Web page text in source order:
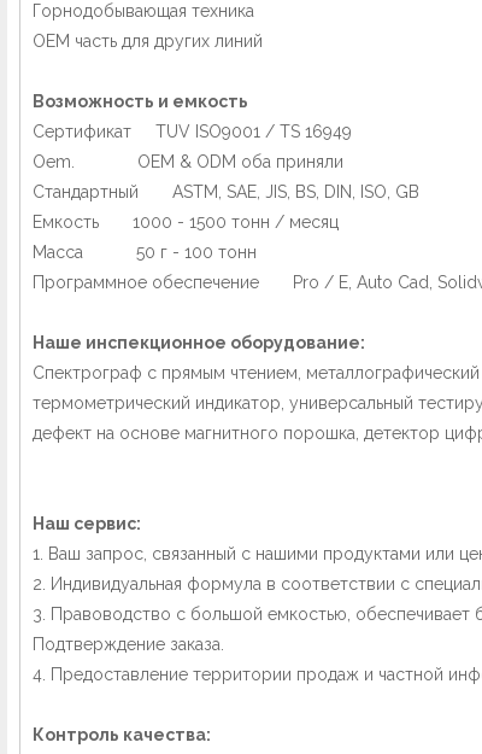
Горнодобывающая техника
OEM часть для других линий
Возможность и емкость
Сертификат TUV ISO9001 / TS 16949
Oem. OEM & ODM оба приняли
Стандартный ASTM, SAE, JIS, BS, DIN, ISO, GB
Емкость 1000 - 1500 тонн / месяц
Масса 50 г - 100 тонн
Программное обеспечение Pro / E, Auto Cad,
Наше инспекционное оборудование:
Спектрограф с прямым чтением,
термометрический индикатор, универсальный
дефект на основе магнитного порошка, детектор
Наш сервис:
1. Ваш запрос, связанный с нашими продуктами или
2. Индивидуальная формула в соответствии с
3. Правоводство с большой емкостью, обеспечивает
Подтверждение заказа.
4. Предоставление территории продаж и частной
Контроль качества: